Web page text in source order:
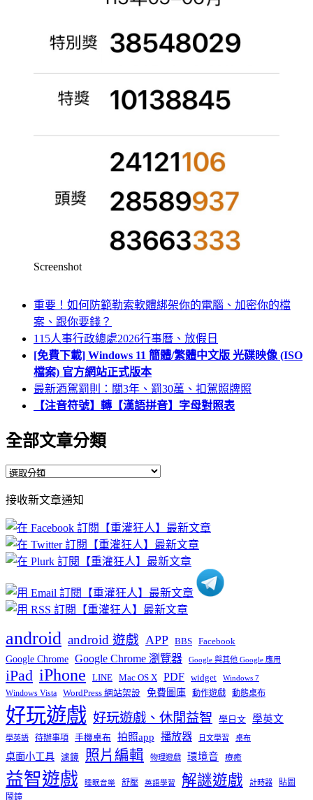
Screenshot
重要！如何防範勒索軟體綁架你的電腦、加密你的檔
案、跟你要錢？
115人事行政總處2026行事曆、放假日
[免費下載] Windows 11 簡體/繁體中文版 光碟映像 (ISO
檔案) 官方網站正式版本
最新酒駕罰則：關3年、罰30萬、扣駕照牌照
【注音符號】轉【漢語拼音】字母對照表
全部文章分類
全
文
章
分
類
接收新文章通知
android android 遊戲 APP BBS Facebook
Google Chrome Google Chrome 瀏覽器 Google 與其他 Google 應用
iPad iPhone LINE Mac OS X PDF widget Windows 7
Windows Vista WordPress 網站架設 免費圖庫 動作遊戲 動態桌布
好玩遊戲 好玩遊戲、休閒益智 學日文 學英文
學英語 待辦事項 手機桌布 拍照app 播放器 日文學習 桌布
桌面小工具 濾鏡 照片編輯 物理遊戲 環境音 療癒
益智遊戲 睡眠音樂 舒壓 英語學習 解謎遊戲 計時器
貼圖
鬧鐘